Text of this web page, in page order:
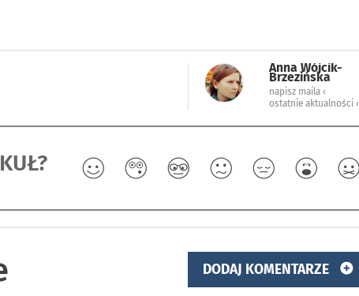
Anna Wójcik-
Brzezińska
napisz maila ‹
ostatnie aktualności ‹
DODAJ KOMENTARZE